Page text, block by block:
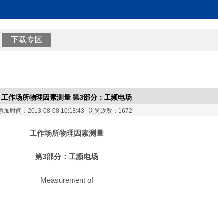
下载专区
工作场所物理因素测量 第3部分：工频电场
加时间：2013-08-08 10:18:43 浏览次数：1672
工作场所物理因素测量
第3部分：工频电场
Measurement of